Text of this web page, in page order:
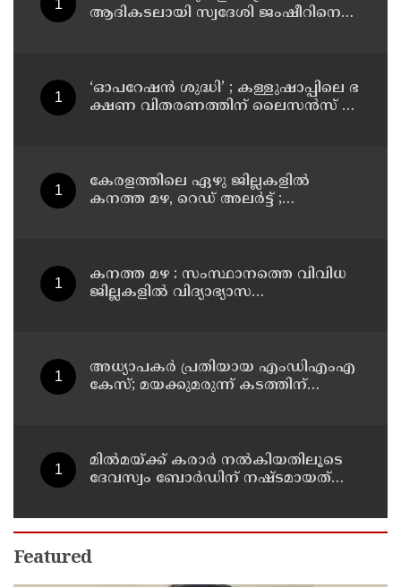
ആദികടലായി സ്വദേശി ജംഷീറിനെ
‘ഓ​പ​റേ​ഷ​ൻ ശു​ദ്ധി’ ; ക​ള്ളു​ഷാ​പ്പി​ലെ ഭ​
ക്ഷ​ണ വി​ത​ര​ണ​ത്തി​ന് ലൈ​സ​ൻ​സ് നി​
കേരളത്തിലെ ഏഴു ജില്ലകളിൽ
കനത്ത മഴ, റെഡ് അലർട്ട് ;
കനത്ത മഴ : സംസ്ഥാനത്തെ വിവിധ
ജില്ലകളിൽ വിദ്യാഭ്യാസ
അധ്യാപകര്‍ പ്രതിയായ എംഡിഎംഎ
കേസ്; മയക്കുമരുന്ന് കടത്തിന്
മില്‍മയ്ക്ക് കരാര്‍ നല്‍കിയതിലൂടെ
ദേവസ്വം ബോര്‍ഡിന് നഷ്ടമായത്
Featured